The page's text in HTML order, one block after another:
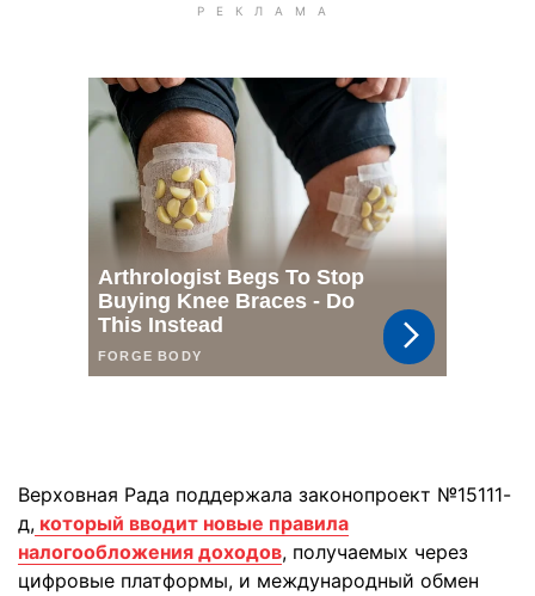
Верховная Рада поддержала законопроект №15111-
д, который вводит новые правила
налогообложения доходов, получаемых через
цифровые платформы, и международный обмен